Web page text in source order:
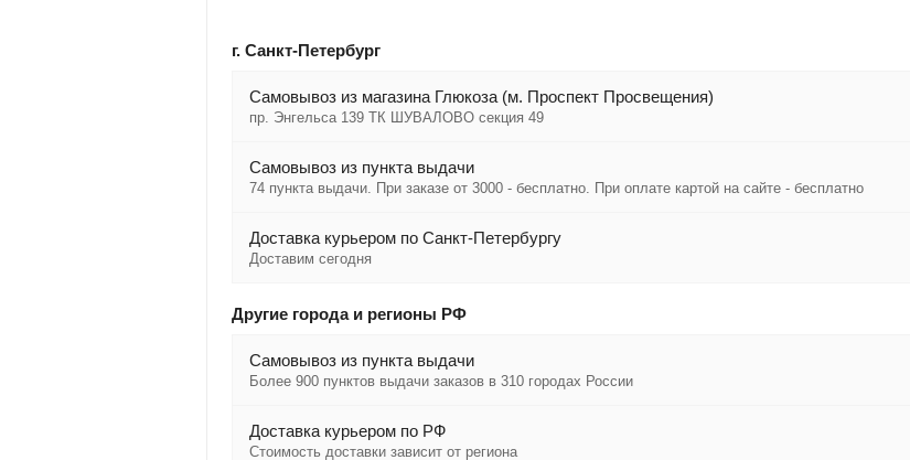
г. Санкт-Петербург
Cамовывоз из магазина Глюкоза (м. Проспект Просвещения)
пр. Энгельса 139 ТК ШУВАЛОВО секция 49
Самовывоз из пункта выдачи
74 пункта выдачи. При заказе от 3000 - бесплатно. При оплате картой на сайте - бесплатно
Доставка курьером по Санкт-Петербургу
Доставим сегодня
Другие города и регионы РФ
Самовывоз из пункта выдачи
Более 900 пунктов выдачи заказов в 310 городах России
Доставка курьером по РФ
Стоимость доставки зависит от региона